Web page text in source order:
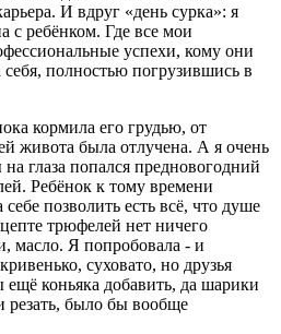
И вдруг «день сурка»: я
с ребёнком. Где все мои
успехи, кому они
полностью погрузившись в
кормила его грудью, от
живота была отлучена. А я очень
глаза попался предновогодний
Ребёнок к тому времени
позволить есть всё, что душе
трюфелей нет ничего
масло. Я попробовала - и
суховато, но друзья
коньяка добавить, да шарики
резать, было бы вообще